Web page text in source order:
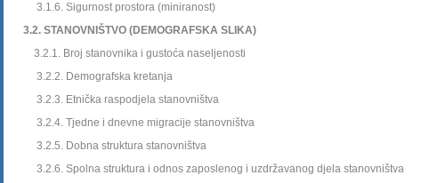
3.1.6. Sigurnost prostora (miniranost)
3.2. STANOVNIŠTVO (DEMOGRAFSKA SLIKA)
3.2.1. Broj stanovnika i gustoća naseljenosti
3.2.2. Demografska kretanja
3.2.3. Etnička raspodjela stanovništva
3.2.4. Tjedne i dnevne migracije stanovništva
3.2.5. Dobna struktura stanovništva
3.2.6. Spolna struktura i odnos zaposlenog i uzdržavanog djela stanovništva